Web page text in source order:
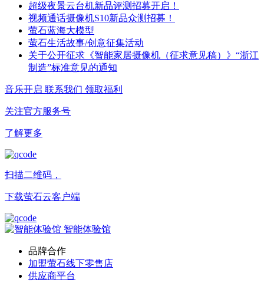
超级夜景云台机新品评测招募开启！
视频通话摄像机S10新品众测招募！
萤石蓝海大模型
萤石生活故事/创意征集活动
关于公开征求《智能家居摄像机（征求意见稿）》“浙江
制造”标准意见的通知
音乐开启 联系我们 领取福利
关注官方服务号
了解更多
扫描二维码，
下载萤石云客户端
智能体验馆
品牌合作
加盟萤石线下零售店
供应商平台